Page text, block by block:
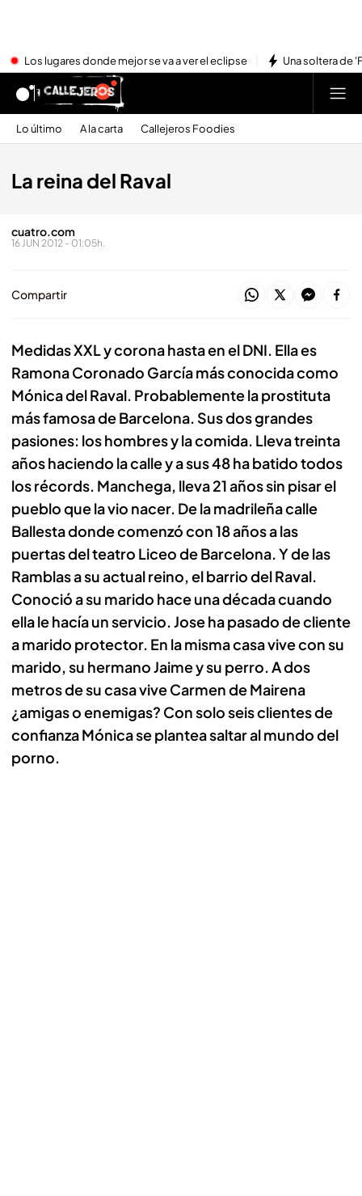
Los lugares donde mejor se va a ver el eclipse Una soltera de
Lo último A la carta Callejeros Foodies
La reina del Raval
cuatro.com
16 JUN 2012 - 01:05h.
Compartir
Medidas XXL y corona hasta en el DNI. Ella es
Ramona Coronado García más conocida como
Mónica del Raval. Probablemente la prostituta
más famosa de Barcelona. Sus dos grandes
pasiones: los hombres y la comida. Lleva treinta
años haciendo la calle y a sus 48 ha batido todos
los récords. Manchega, lleva 21 años sin pisar el
pueblo que la vio nacer. De la madrileña calle
Ballesta donde comenzó con 18 años a las
puertas del teatro Liceo de Barcelona. Y de las
Ramblas a su actual reino, el barrio del Raval.
Conoció a su marido hace una década cuando
ella le hacía un servicio. Jose ha pasado de cliente
a marido protector. En la misma casa vive con su
marido, su hermano Jaime y su perro. A dos
metros de su casa vive Carmen de Mairena
¿amigas o enemigas? Con solo seis clientes de
confianza Mónica se plantea saltar al mundo del
porno.